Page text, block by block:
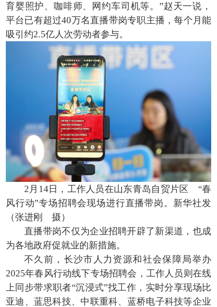
育婴照护、咖啡师、网约车司机等。”赵天一说，
平台已有超过40万名直播带岗专职主播，每个月能
吸引约2.5亿人次劳动者参与。
2月14日，工作人员在山东青岛自贸片区 “春
风行动”专场招聘会现场进行直播带岗。新华社发
（张进刚 摄）
直播带岗不仅为企业招聘开辟了新渠道，也成
为各地政府促就业的新措施。
不久前，长沙市人力资源和社会保障局举办
2025年春风行动线下专场招聘会，工作人员则在线
上同步带求职者“沉浸式”找工作，实时分享现场比
亚迪、蓝思科技、中联重科、蓝桥电子科技等企业